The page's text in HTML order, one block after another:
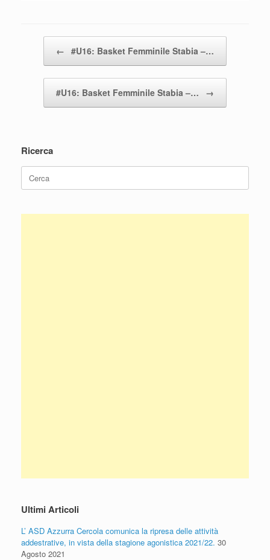
k
← #U16: Basket Femminile Stabia –…
#U16: Basket Femminile Stabia –… →
Ricerca
Ricerca
per:
Ultimi Articoli
L’ ASD Azzurra Cercola comunica la ripresa delle attività
addestrative, in vista della stagione agonistica 2021/22. 30
Agosto 2021